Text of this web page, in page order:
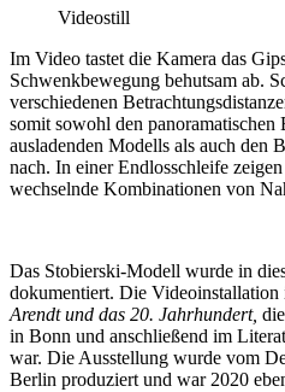
Videostill
Im Video tastet die Kamera das
Schwenkbewegung behutsam ab.
verschiedenen
somit sowohl den
ausladenden Modells als auch den
nach. In einer Endlosschleife
wechselnde Kombinationen von
Das Stobierski-Modell wurde in
dokumentiert. Die Videoinstallation
Arendt und das 20. Jahrhundert,
in Bonn und anschließend im
war. Die Ausstellung wurde vom
Berlin produziert und war 2020